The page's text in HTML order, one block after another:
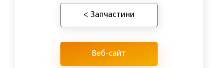
< Запчастини
Веб-сайт